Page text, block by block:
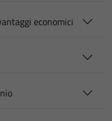
economici